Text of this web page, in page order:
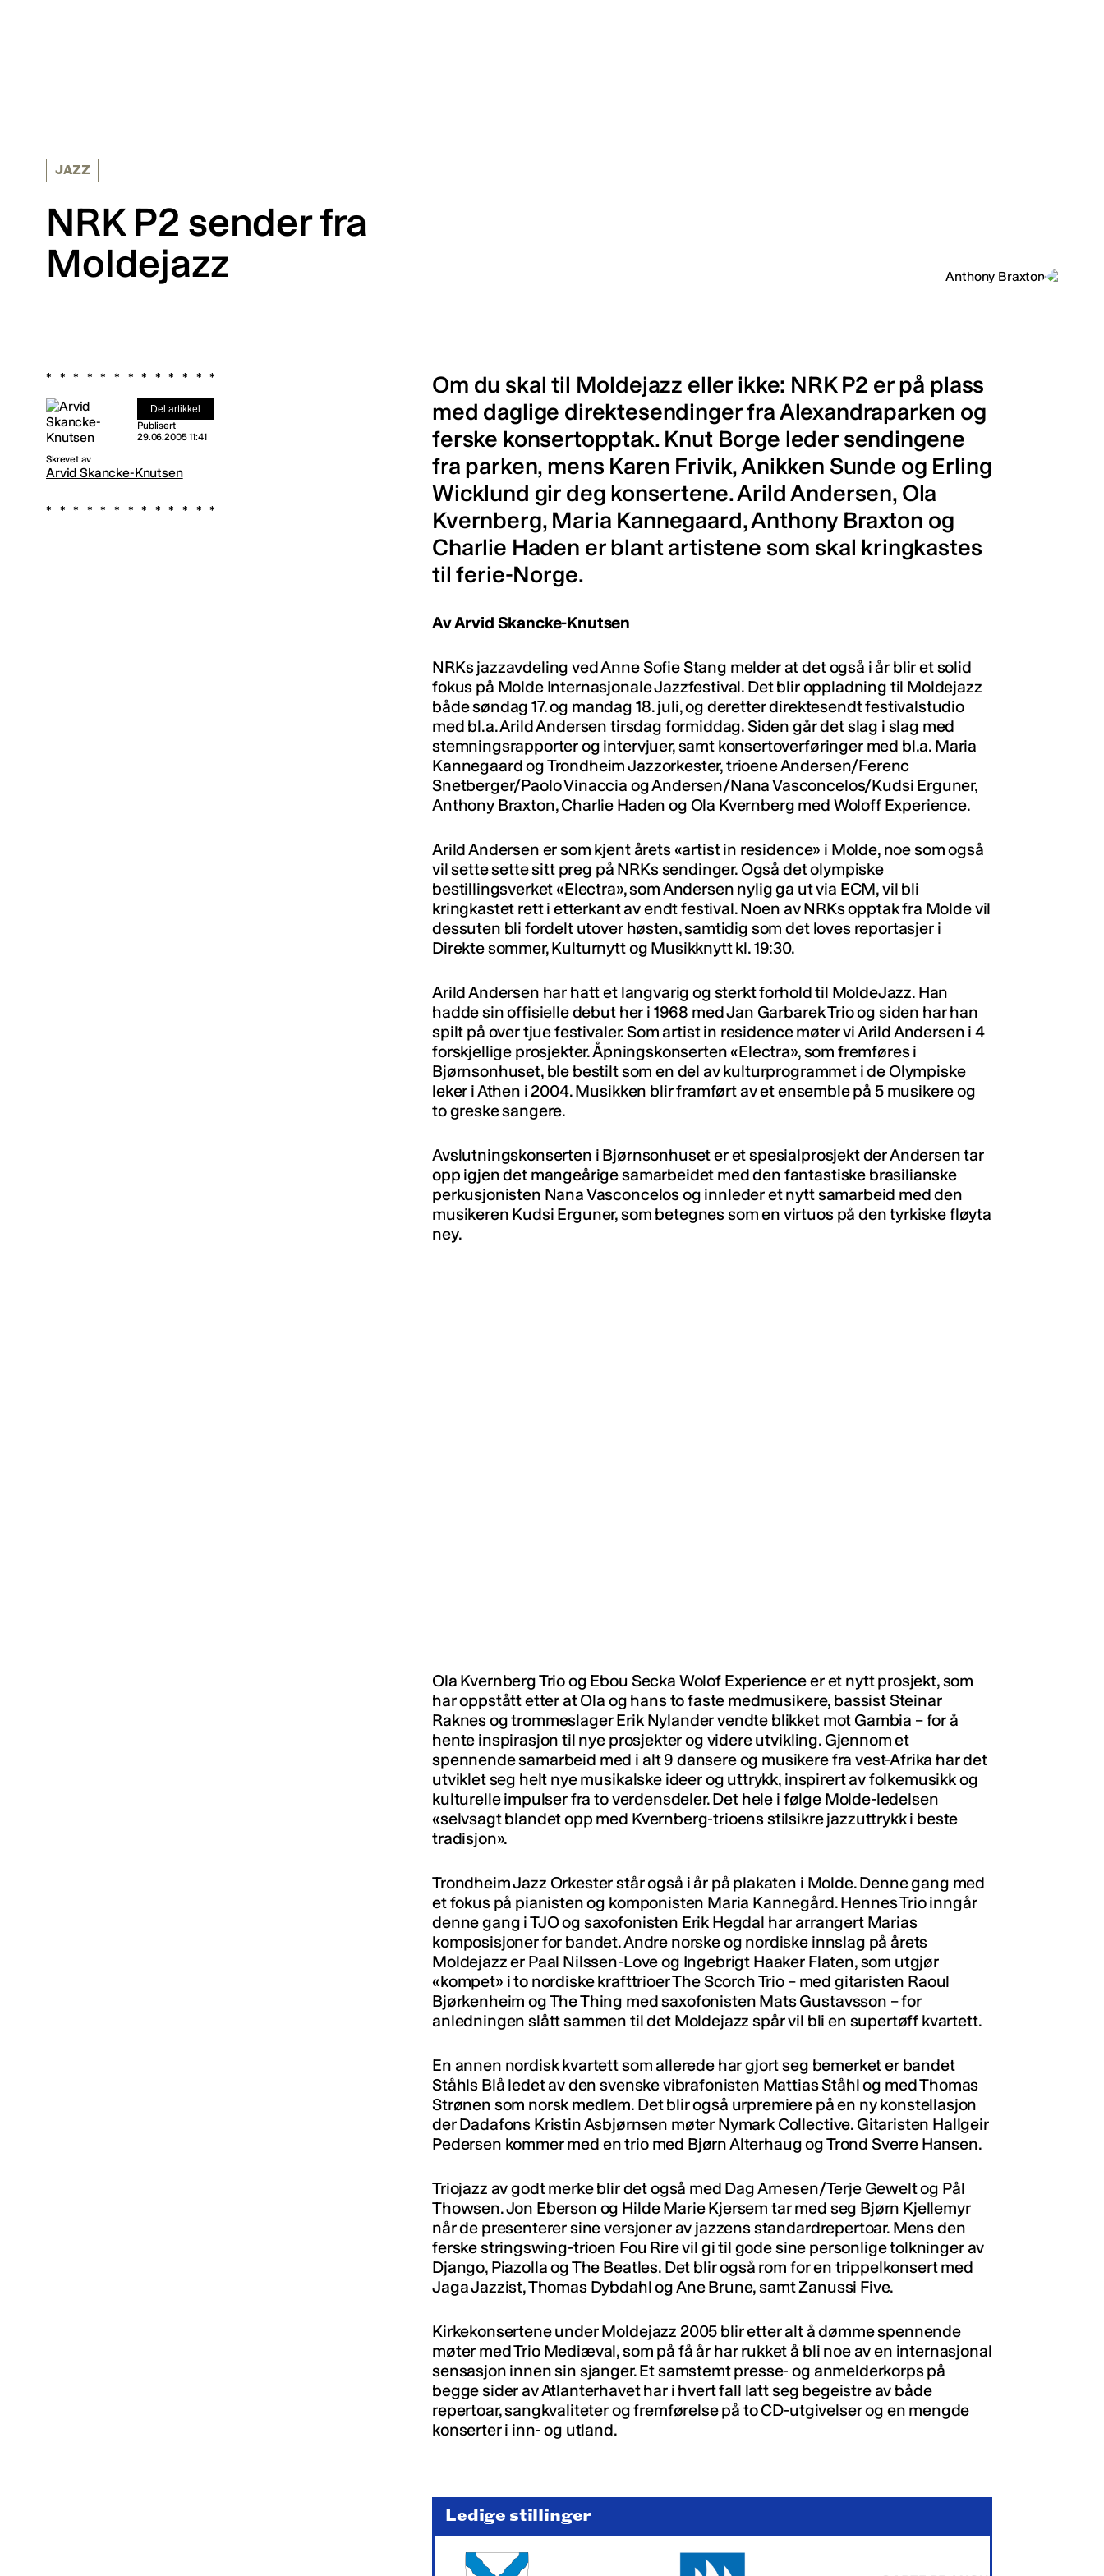
JAZZ
NRK P2 sender fra
Moldejazz
Del artikkel
Publisert
29.06.2005 11:41
Skrevet av
Arvid Skancke-Knutsen
Om du skal til Moldejazz eller ikke: NRK P2 er på plass
med daglige direktesendinger fra Alexandraparken og
ferske konsertopptak. Knut Borge leder sendingene
fra parken, mens Karen Frivik, Anikken Sunde og Erling
Wicklund gir deg konsertene. Arild Andersen, Ola
Kvernberg, Maria Kannegaard, Anthony Braxton og
Charlie Haden er blant artistene som skal kringkastes
til ferie-Norge.
Av Arvid Skancke-Knutsen
NRKs jazzavdeling ved Anne Sofie Stang melder at det også i år blir et solid
fokus på Molde Internasjonale Jazzfestival. Det blir oppladning til Moldejazz
både søndag 17. og mandag 18. juli, og deretter direktesendt festivalstudio
med bl.a. Arild Andersen tirsdag formiddag. Siden går det slag i slag med
stemningsrapporter og intervjuer, samt konsertoverføringer med bl.a. Maria
Kannegaard og Trondheim Jazzorkester, trioene Andersen/Ferenc
Snetberger/Paolo Vinaccia og Andersen/Nana Vasconcelos/Kudsi Erguner,
Anthony Braxton, Charlie Haden og Ola Kvernberg med Woloff Experience.
Arild Andersen er som kjent årets «artist in residence» i Molde, noe som også
vil sette sette sitt preg på NRKs sendinger. Også det olympiske
bestillingsverket «Electra», som Andersen nylig ga ut via ECM, vil bli
kringkastet rett i etterkant av endt festival. Noen av NRKs opptak fra Molde vil
dessuten bli fordelt utover høsten, samtidig som det loves reportasjer i
Direkte sommer, Kulturnytt og Musikknytt kl. 19:30.
Arild Andersen har hatt et langvarig og sterkt forhold til MoldeJazz. Han
hadde sin offisielle debut her i 1968 med Jan Garbarek Trio og siden har han
spilt på over tjue festivaler. Som artist in residence møter vi Arild Andersen i 4
forskjellige prosjekter. Åpningskonserten «Electra», som fremføres i
Bjørnsonhuset, ble bestilt som en del av kulturprogrammet i de Olympiske
leker i Athen i 2004. Musikken blir framført av et ensemble på 5 musikere og
to greske sangere.
Avslutningskonserten i Bjørnsonhuset er et spesialprosjekt der Andersen tar
opp igjen det mangeårige samarbeidet med den fantastiske brasilianske
perkusjonisten Nana Vasconcelos og innleder et nytt samarbeid med den
musikeren Kudsi Erguner, som betegnes som en virtuos på den tyrkiske fløyta
ney.
Ola Kvernberg Trio og Ebou Secka Wolof Experience er et nytt prosjekt, som
har oppstått etter at Ola og hans to faste medmusikere, bassist Steinar
Raknes og trommeslager Erik Nylander vendte blikket mot Gambia – for å
hente inspirasjon til nye prosjekter og videre utvikling. Gjennom et
spennende samarbeid med i alt 9 dansere og musikere fra vest-Afrika har det
utviklet seg helt nye musikalske ideer og uttrykk, inspirert av folkemusikk og
kulturelle impulser fra to verdensdeler. Det hele i følge Molde-ledelsen
«selvsagt blandet opp med Kvernberg-trioens stilsikre jazzuttrykk i beste
tradisjon».
Trondheim Jazz Orkester står også i år på plakaten i Molde. Denne gang med
et fokus på pianisten og komponisten Maria Kannegård. Hennes Trio inngår
denne gang i TJO og saxofonisten Erik Hegdal har arrangert Marias
komposisjoner for bandet. Andre norske og nordiske innslag på årets
Moldejazz er Paal Nilssen-Love og Ingebrigt Haaker Flaten, som utgjør
«kompet» i to nordiske krafttrioer The Scorch Trio – med gitaristen Raoul
Bjørkenheim og The Thing med saxofonisten Mats Gustavsson – for
anledningen slått sammen til det Moldejazz spår vil bli en supertøff kvartett.
En annen nordisk kvartett som allerede har gjort seg bemerket er bandet
Ståhls Blå ledet av den svenske vibrafonisten Mattias Ståhl og med Thomas
Strønen som norsk medlem. Det blir også urpremiere på en ny konstellasjon
der Dadafons Kristin Asbjørnsen møter Nymark Collective. Gitaristen Hallgeir
Pedersen kommer med en trio med Bjørn Alterhaug og Trond Sverre Hansen.
Triojazz av godt merke blir det også med Dag Arnesen/Terje Gewelt og Pål
Thowsen. Jon Eberson og Hilde Marie Kjersem tar med seg Bjørn Kjellemyr
når de presenterer sine versjoner av jazzens standardrepertoar. Mens den
ferske stringswing-trioen Fou Rire vil gi til gode sine personlige tolkninger av
Django, Piazolla og The Beatles. Det blir også rom for en trippelkonsert med
Jaga Jazzist, Thomas Dybdahl og Ane Brune, samt Zanussi Five.
Kirkekonsertene under Moldejazz 2005 blir etter alt å dømme spennende
møter med Trio Mediæval, som på få år har rukket å bli noe av en internasjonal
sensasjon innen sin sjanger. Et samstemt presse- og anmelderkorps på
begge sider av Atlanterhavet har i hvert fall latt seg begeistre av både
repertoar, sangkvaliteter og fremførelse på to CD-utgivelser og en mengde
konserter i inn- og utland.
Ledige stillinger